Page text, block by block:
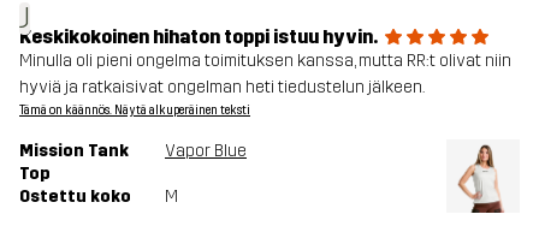
J
Keskikokoinen hihaton toppi istuu hyvin.
Minulla oli pieni ongelma toimituksen kanssa, mutta RR:t olivat niin
hyviä ja ratkaisivat ongelman heti tiedustelun jälkeen.
Tämä on käännös. Näytä alkuperäinen teksti
Mission Tank
Top
Vapor Blue
Ostettu koko M